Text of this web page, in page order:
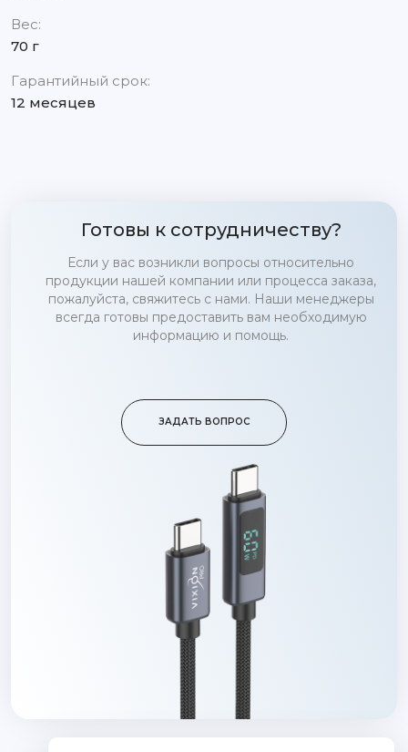
Вес:
70 г
Гарантийный срок:
12 месяцев
Готовы к сотрудничеству?
Если у вас возникли вопросы относительно
продукции нашей компании или процесса заказа,
пожалуйста, свяжитесь с нами. Наши менеджеры
всегда готовы предоставить вам необходимую
информацию и помощь.
ЗАДАТЬ ВОПРОС